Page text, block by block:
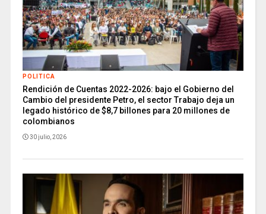
POLITICA
Rendición de Cuentas 2022-2026: bajo el Gobierno del
Cambio del presidente Petro, el sector Trabajo deja un
legado histórico de $8,7 billones para 20 millones de
colombianos
30 julio, 2026